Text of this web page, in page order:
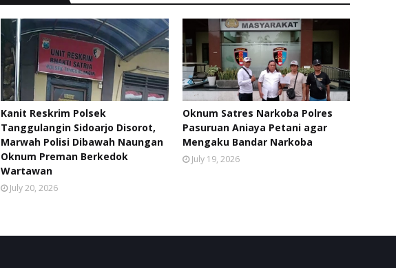
Kanit Reskrim Polsek
Tanggulangin Sidoarjo Disorot,
Marwah Polisi Dibawah Naungan
Oknum Preman Berkedok
Wartawan
July 20, 2026
Oknum Satres Narkoba Polres
Pasuruan Aniaya Petani agar
Mengaku Bandar Narkoba
July 19, 2026